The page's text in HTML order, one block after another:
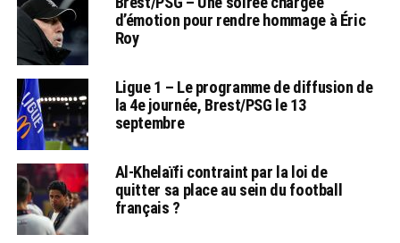
d’émotion pour rendre hommage à Éric
Roy
Ligue 1 – Le programme de diffusion de
la 4e journée, Brest/PSG le 13
septembre
Al-Khelaïfi contraint par la loi de
quitter sa place au sein du football
français ?